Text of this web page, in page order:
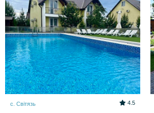
с. Світязь 4.5